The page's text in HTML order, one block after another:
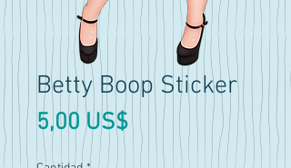
Betty Boop Sticker
5,00 US$Precio